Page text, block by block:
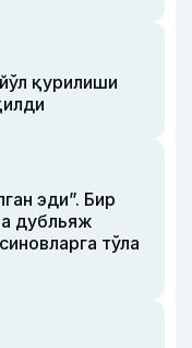
қурилиши
эди”. Бир
дубльяж
тўла